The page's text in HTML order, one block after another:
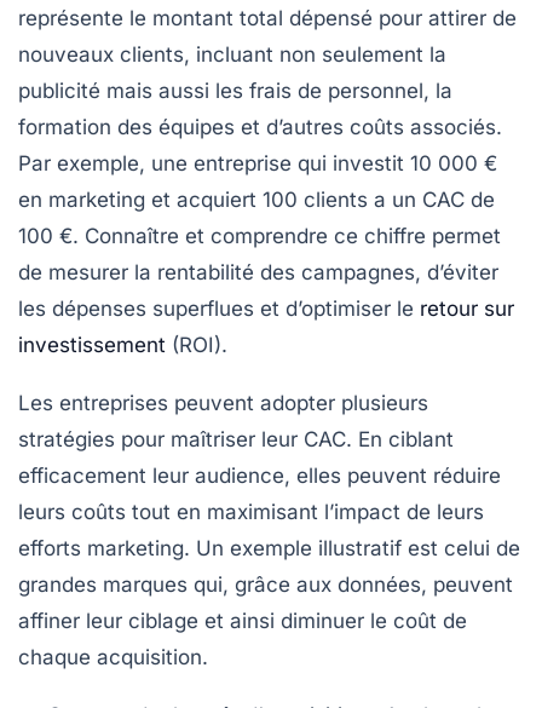
représente le montant total dépensé pour attirer de
nouveaux clients, incluant non seulement la
publicité mais aussi les frais de personnel, la
formation des équipes et d’autres coûts associés.
Par exemple, une entreprise qui investit 10 000 €
en marketing et acquiert 100 clients a un CAC de
100 €. Connaître et comprendre ce chiffre permet
de mesurer la rentabilité des campagnes, d’éviter
les dépenses superflues et d’optimiser le retour sur
investissement (ROI).
Les entreprises peuvent adopter plusieurs
stratégies pour maîtriser leur CAC. En ciblant
efficacement leur audience, elles peuvent réduire
leurs coûts tout en maximisant l’impact de leurs
efforts marketing. Un exemple illustratif est celui de
grandes marques qui, grâce aux données, peuvent
affiner leur ciblage et ainsi diminuer le coût de
chaque acquisition.